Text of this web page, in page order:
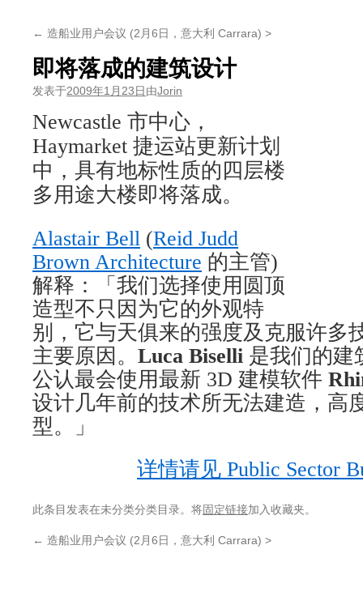
← 造船业用户会议 (2月6日，意大利 Carrara) >
即将落成的建筑设计
发表于2009年1月23日由Jorin
Newcastle 市中心，
Haymarket 捷运站更新计划
中，具有地标性质的四层楼
多用途大楼即将落成。
Alastair Bell (Reid Judd
Brown Architecture 的主管)
解释：「我们选择使用圆顶
造型不只因为它的外观特
别，它与天俱来的强度及克服许多
主要原因。 Luca Biselli 是我们的建
公认最会使用最新 3D 建模软件
设计几年前的技术所无法建造，高
型。」
详情请见 Public Sector
此条目发表在未分类分类目录。将固定链接加入收藏夹。
← 造船业用户会议 (2月6日，意大利 Carrara) >